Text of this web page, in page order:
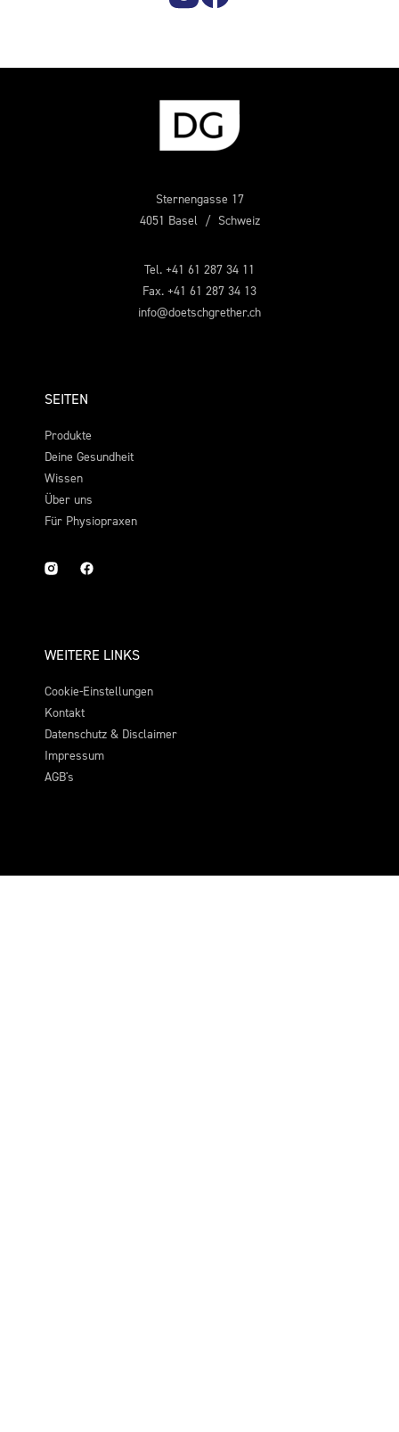
Sternengasse 17
4051 Basel / Schweiz
Tel. +41 61 287 34 11
Fax. +41 61 287 34 13
info@doetschgrether.ch
SEITEN
Produkte
Deine Gesundheit
Wissen
Über uns
Für Physiopraxen
WEITERE LINKS
Cookie-Einstellungen
Kontakt
Datenschutz & Disclaimer
Impressum
AGB's